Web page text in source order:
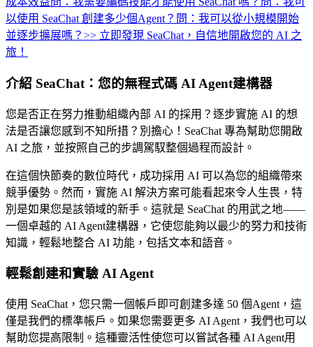
以使用 SeaChat 創建多少個Agent？ 問：我可以從小規模開始
並逐步擴展嗎？ >> 立即發現 SeaChat，自信地開啟您的 AI 之
旅！
介紹 SeaChat：您的無程式碼 AI Agent建構器
您是否正在努力推動組織內部 AI 的採用？逐步實施 AI 的想
法是否讓您感到不知所措？別擔心！SeaChat 專為幫助您開啟
AI 之旅，並按照自己的步調駕馭整個過程而設計。
在這個快節奏的數位時代，成功採用 AI 可以為您的組織帶來
競爭優勢。然而，實施 AI 解決方案可能看起來令人生畏，特
別是如果您是該領域的新手。這就是 SeaChat 的用武之地——
一個卓越的 AI Agent建構器，它使您能夠以最少的努力和技術
知識，輕鬆地整合 AI 功能，包括文本和語音。
輕鬆創建和實驗 AI Agent
使用 SeaChat，您只需一個帳戶即可創建多達 50 個Agent，這
僅是我們的標準帳戶。如果您需要更多 AI Agent，我們也可以
幫助您提高限制。這種靈活性使您可以嘗試各種 AI Agent用